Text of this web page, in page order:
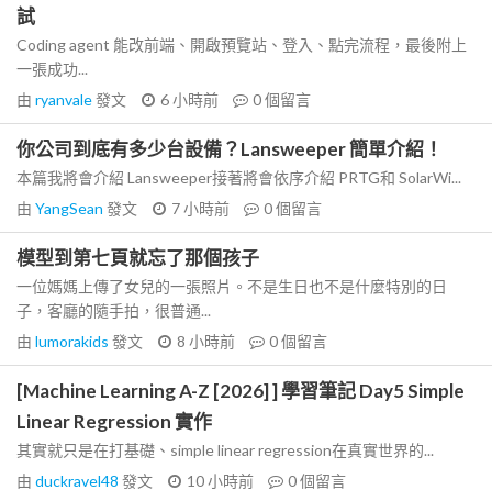
試
Coding agent 能改前端、開啟預覽站、登入、點完流程，最後附上
一張成功...
由 ryanvale發文 6 小時前 0個留言
你公司到底有多少台設備？Lansweeper 簡單介紹！
本篇我將會介紹 Lansweeper接著將會依序介紹 PRTG和 SolarWi...
由 YangSean 發文 7 小時前 0個留言
模型到第七頁就忘了那個孩子
一位媽媽上傳了女兒的一張照片。不是生日也不是什麼特別的日
子，客廳的隨手拍，很普通...
由 lumorakids 發文 8 小時前 0個留言
[Machine Learning A-Z [2026] ] 學習筆記 Day5 Simple
Linear Regression 實作
其實就只是在打基礎、simple linear regression在真實世界的...
由 duckravel48 發文 10 小時前 0個留言